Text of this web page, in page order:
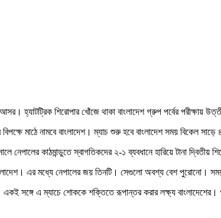
আসর। হ্যাটট্রিক শিরোপার খোঁজে থাকা বাংলাদেশ গ্রুপ পর্বের পরীক্ষায়
মাঠে নামবে বাংলাদেশ। ম্যাচ শুরু হবে বাংলাদেশ সময় বিকেল সাড়ে
নেপালের কাঠমান্ডুতে স্বাগতিকদের ২-১ ব্যবধানে হারিয়ে টানা দ্বিতীয়
এর মধ্যে নেপালের জয় তিনটি। সেগুলো অবশ্য বেশ পুরোনো।
একই সঙ্গে এ ম্যাচে শোককে শক্তিতে রূপান্তর করার লক্ষ্য